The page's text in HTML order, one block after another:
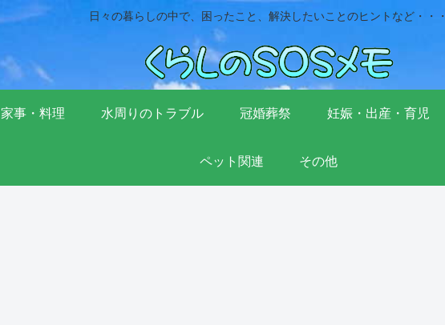
日々の暮らしの中で、困ったこと、解決したいことのヒントなど・・・
家事・料理 水周りのトラブル 冠婚葬祭 妊娠・出産・育児
ペット関連 その他